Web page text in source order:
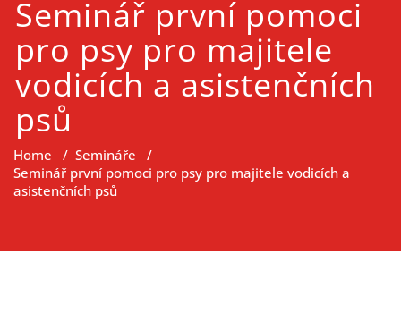
Seminář první pomoci
pro psy pro majitele
vodicích a asistenčních
psů
Home / Semináře /
Seminář první pomoci pro psy pro majitele vodicích a
asistenčních psů